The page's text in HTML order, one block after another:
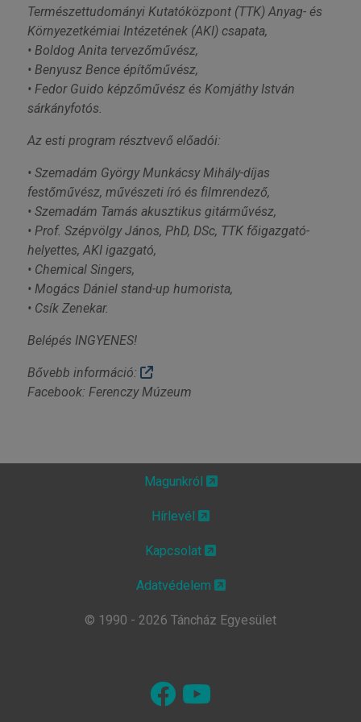
Természettudományi Kutatóközpont (TTK) Anyag- és
Környezetkémiai Intézetének (AKI) csapata,
• Boldog Anita tervezőművész,
• Benyusz Bence építőművész,
• Fedor Guido képzőművész és Komjáthy István
sárkányfotós.
Az esti program résztvevő előadói:
• Szemadám György Munkácsy Mihály-díjas
festőművész, művészeti író és filmrendező,
• Szemadám Tamás akusztikus gitárművész,
• Prof. Szépvölgy János, PhD, DSc, TTK főigazgató-
helyettes, AKI igazgató,
• Chemical Singers,
• Mogács Dániel stand-up humorista,
• Csík Zenekar.
Belépés INGYENES!
Bővebb információ:
Facebook: Ferenczy Múzeum
Magunkról
Hírlevél
Kapcsolat
Adatvédelem
© 1990 - 2026 Táncház Egyesület